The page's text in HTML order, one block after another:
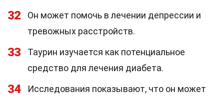
32
Он может помочь в лечении депрессии и
тревожных расстройств.
33
Таурин изучается как потенциальное
средство для лечения диабета.
34
Исследования показывают, что он может